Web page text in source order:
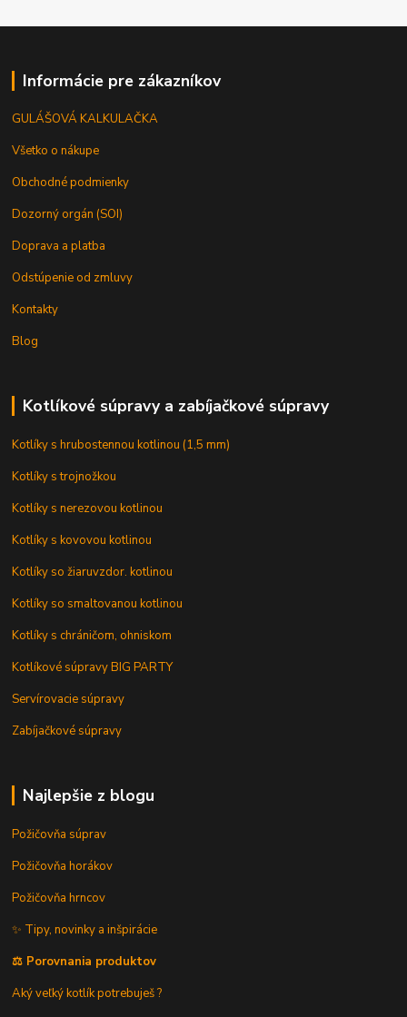
Informácie pre zákazníkov
GULÁŠOVÁ KALKULAČKA
Všetko o nákupe
Obchodné podmienky
Dozorný orgán (SOI)
Doprava a platba
Odstúpenie od zmluvy
Kontakty
Blog
Kotlíkové súpravy a zabíjačkové súpravy
Kotlíky s hrubostennou kotlinou (1,5 mm)
Kotlíky s trojnožkou
Kotlíky s nerezovou kotlinou
Kotlíky s kovovou kotlinou
Kotlíky so žiaruvzdor. kotlinou
Kotlíky so smaltovanou kotlinou
Kotlíky s chráničom, ohniskom
Kotlíkové súpravy BIG PARTY
Servírovacie súpravy
Zabíjačkové súpravy
Najlepšie z blogu
Požičovňa súprav
Požičovňa horákov
Požičovňa hrncov
✨ Tipy, novinky a inšpirácie
⚖️ Porovnania produktov
Aký veľký kotlík potrebuješ ?